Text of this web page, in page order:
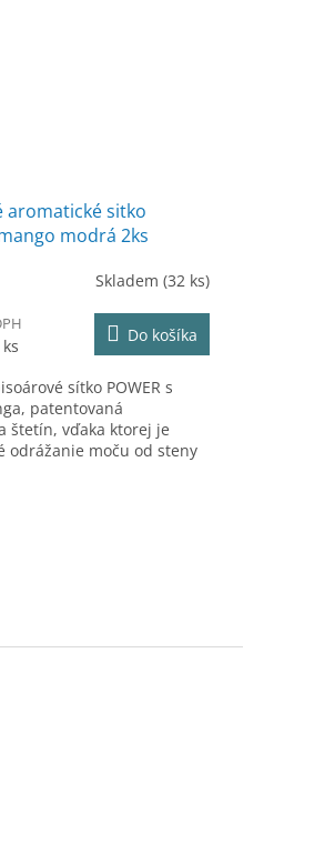
aromatické sitko
modrá 2ks
Skladem (32 ks)
Do košíka
sítko POWER s
patentovaná
štetín, vďaka ktorej je
odrážanie moču od steny